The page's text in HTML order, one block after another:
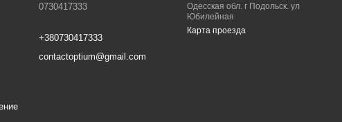
0730417333
+380730417333
contactoptium@gmail.com
Одесская обл. г Подольск. ул
Юбилейная
Карта проезда